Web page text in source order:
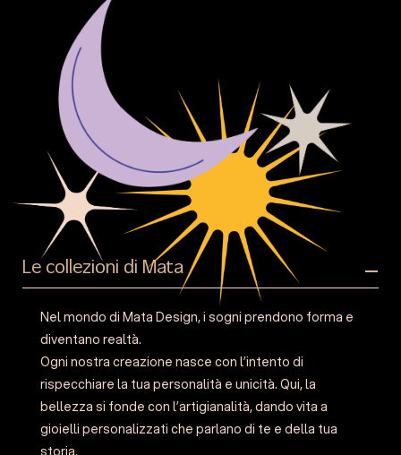
Le collezioni di Mata
Nel mondo di Mata Design, i sogni prendono forma e
diventano realtà.
Ogni nostra creazione nasce con l’intento di
rispecchiare la tua personalità e unicità. Qui, la
bellezza si fonde con l’artigianalità, dando vita a
gioielli personalizzati che parlano di te e della tua
storia.